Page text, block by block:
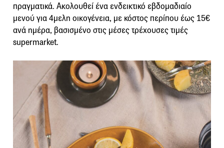
πραγματικά. Ακολουθεί ένα ενδεικτικό εβδομαδιαίο
μενού για 4μελη οικογένεια, με κόστος περίπου έως 15€
ανά ημέρα, βασισμένο στις μέσες τρέχουσες τιμές
supermarket.